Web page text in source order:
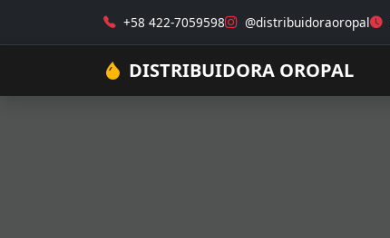
+58 422-7059598 @distribuidoraoropal
DISTRIBUIDORA OROPAL